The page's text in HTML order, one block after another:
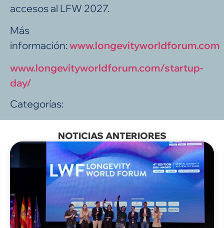
accesos al LFW 2027.
Más
información:www.longevityworldforum.com
www.longevityworldforum.com/startup-
day/
Categorías:
NOTICIAS ANTERIORES